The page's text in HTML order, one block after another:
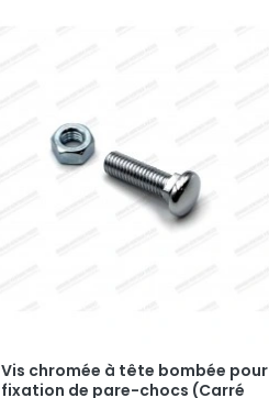
Vis chromée à tête bombée pour
fixation de pare-chocs (Carré